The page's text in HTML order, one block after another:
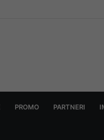
PROMO PARTNERI